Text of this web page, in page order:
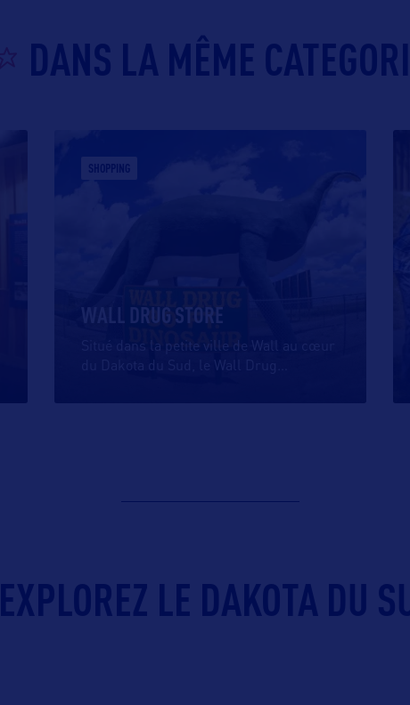
DANS LA MÊME
SHOPPING
WALL DRUG STORE
Situé dans la petite ville de Wall au cœur
du Dakota du Sud, le Wall Drug
EXPLOREZ LE DAKOTA DU